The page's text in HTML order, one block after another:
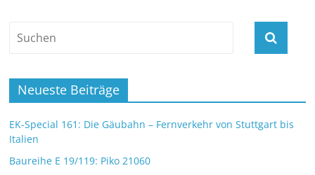
Neueste Beiträge
EK-Special 161: Die Gäubahn – Fernverkehr von Stuttgart bis
Italien
Baureihe E 19/119: Piko 21060